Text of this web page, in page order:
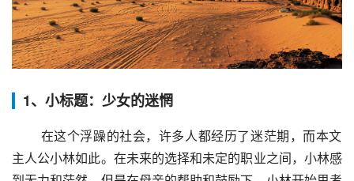
1、小标题：少女的迷惘
主人公小林如此。在未来的选择和未定的职业之间，小林感